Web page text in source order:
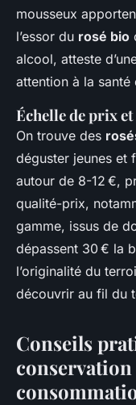
mousseux
l’essor du rosé bio
alcool, atteste
attention à la santé
Échelle de prix
On trouve des
déguster jeunes et
autour de 8-12 €,
qualité-prix,
gamme, issus de
dépassent 30 € la
l’originalité du
découvrir au fil du
Conseils
conservation